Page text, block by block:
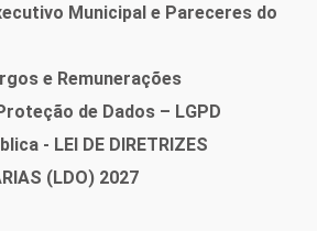
Municipal e Pareceres do
e Remunerações
de Dados – LGPD
- LEI DE DIRETRIZES
(LDO) 2027